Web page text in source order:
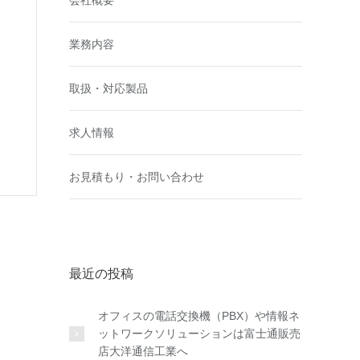
業務内容
取扱・対応製品
求人情報
お見積もり・お問い合わせ
最近の投稿
オフィスの電話交換機（PBX）や情報ネ
ットワークソリューションは富士通販売
店大洋通信工業へ